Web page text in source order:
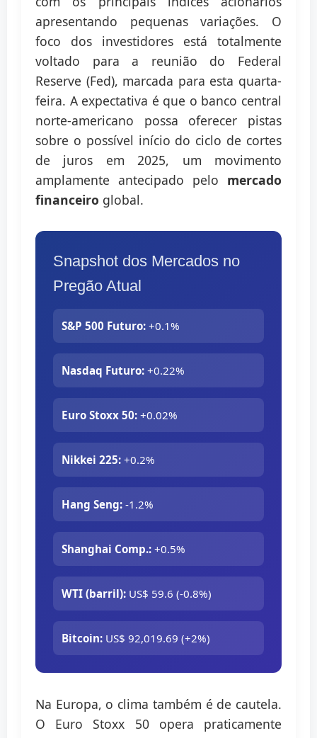
apresentando pequenas variações. O
foco dos investidores está totalmente
voltado para a reunião do Federal
Reserve (Fed), marcada para esta quarta-
feira. A expectativa é que o banco central
norte-americano possa oferecer pistas
sobre o possível início do ciclo de cortes
de juros em 2025, um movimento
amplamente antecipado pelo mercado
financeiro global.
Snapshot dos Mercados no
Pregão Atual
S&P 500 Futuro: +0.1%
Nasdaq Futuro: +0.22%
Euro Stoxx 50: +0.02%
Nikkei 225: +0.2%
Hang Seng: -1.2%
Shanghai Comp.: +0.5%
WTI (barril): US$ 59.6 (-0.8%)
Bitcoin: US$ 92,019.69 (+2%)
Na Europa, o clima também é de cautela.
O Euro Stoxx 50 opera praticamente